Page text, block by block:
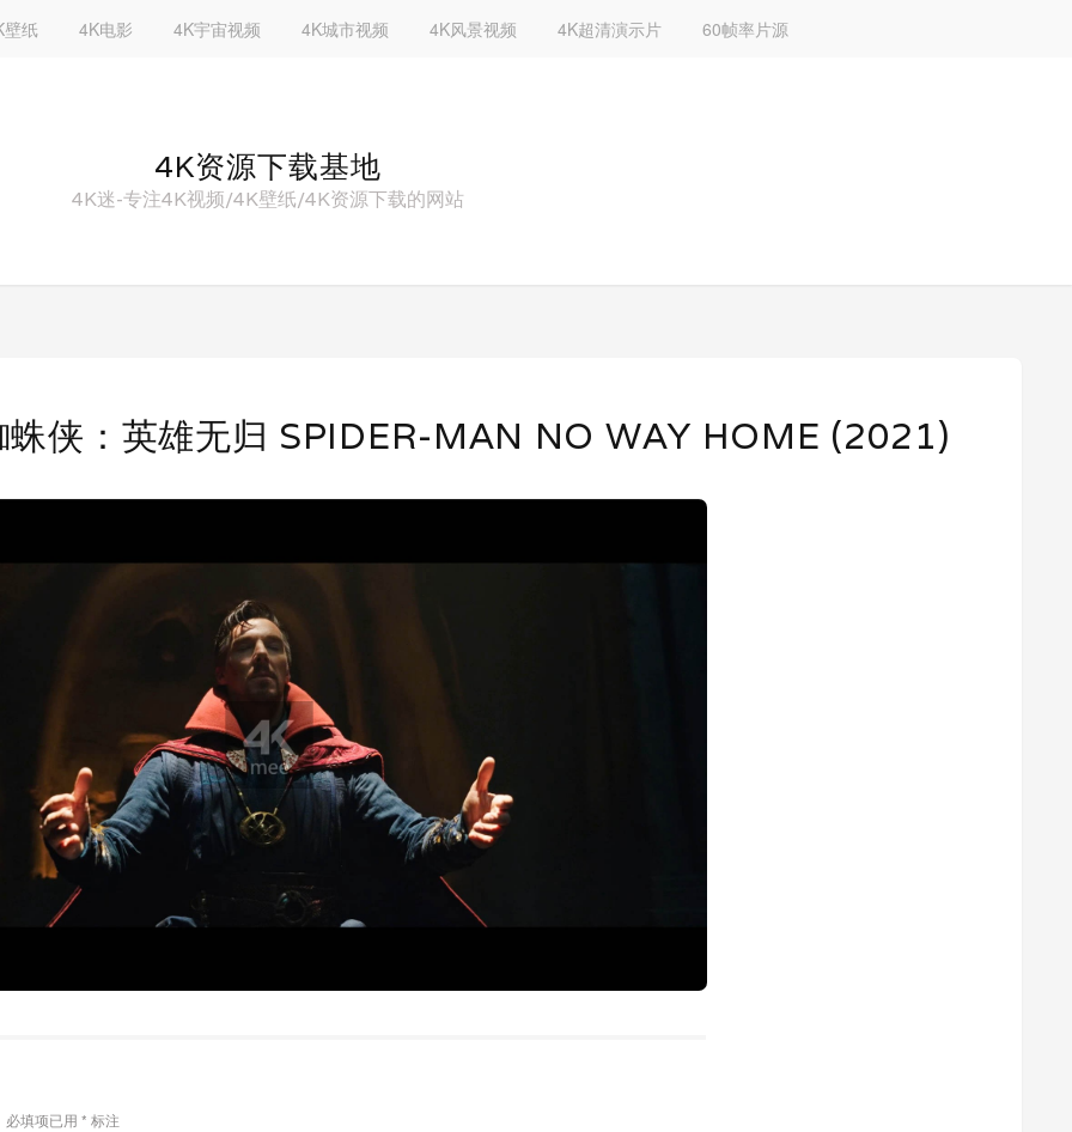
壁纸 4K电影 4K宇宙视频 4K城市视频 4K风景视频 4K超清演示片 60帧率片源
4K资源下载基地
4K迷-专注4K视频/4K壁纸/4K资源下载的网站
侠：英雄无归 SPIDER-MAN NO WAY HOME (2021)
必填项已用* 标注